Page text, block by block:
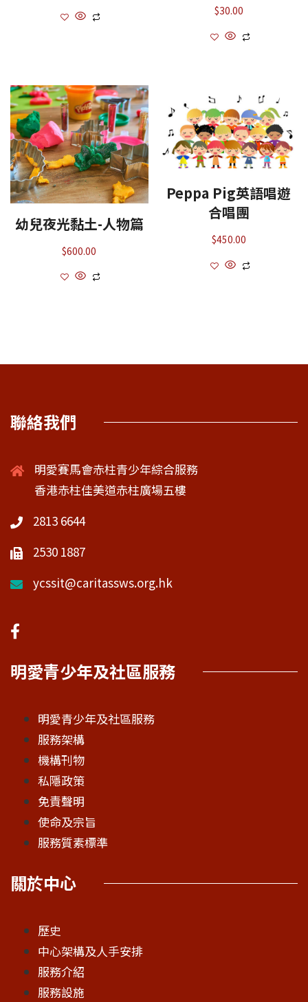
$30.00
幼兒夜光黏土-人物篇
$600.00
Peppa Pig英語唱遊
合唱團
$450.00
聯絡我們
明愛賽馬會赤柱青少年綜合服務
香港赤柱佳美道赤柱廣場五樓
2813 6644
2530 1887
ycssit@caritassws.org.hk
明愛青少年及社區服務
明愛青少年及社區服務
服務架構
機構刊物
私隱政策
免責聲明
使命及宗旨
服務質素標準
關於中心
歷史
中心架構及人手安排
服務介紹
服務設施